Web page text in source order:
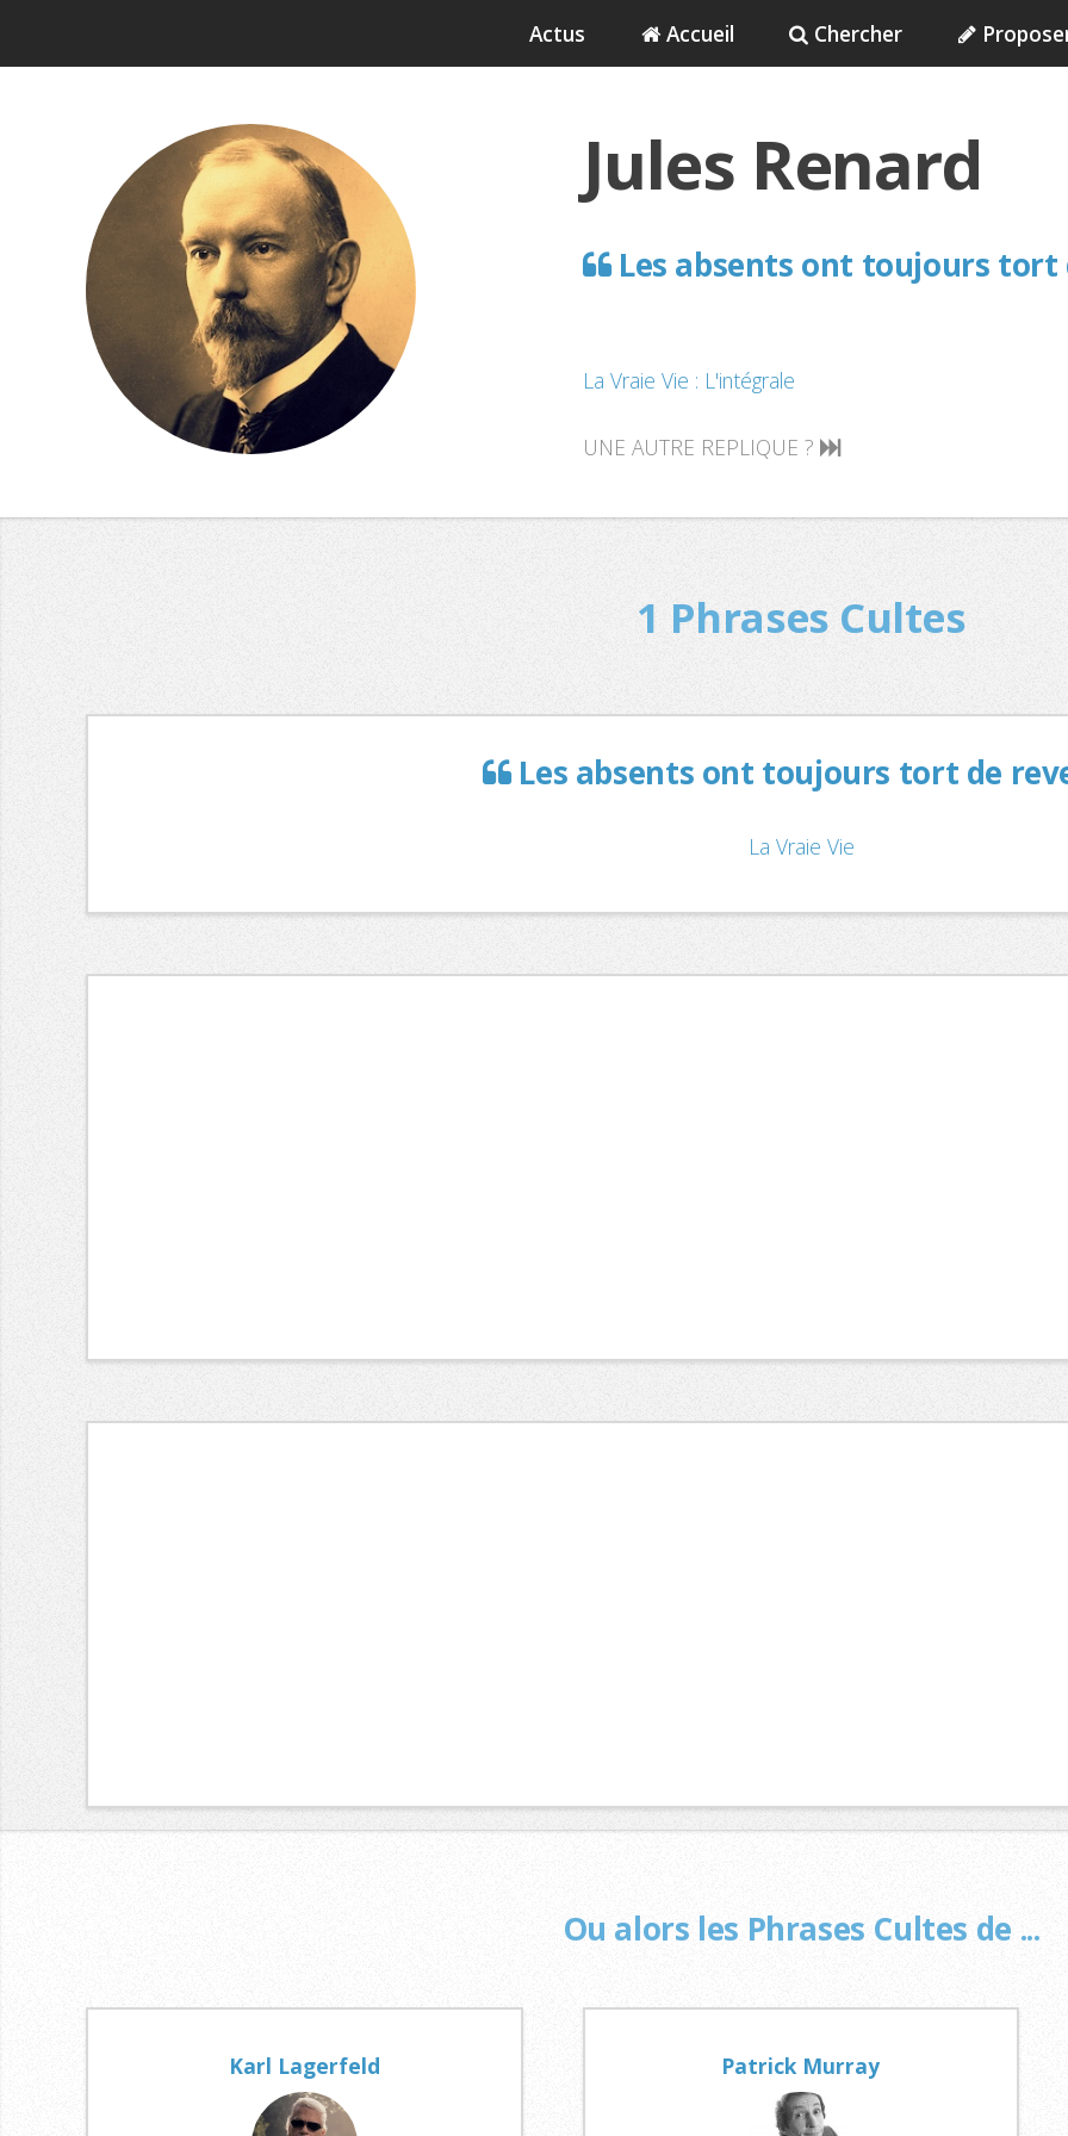
Actus Accueil Chercher
Jules Renard
Les absents ont toujours tort
La Vraie Vie : L'intégrale
UNE AUTRE REPLIQUE ?
1 Phrases Cultes
Les absents ont toujours tort de
La Vraie Vie
Ou alors les Phrases Cultes de ...
Karl Lagerfeld Patrick Murray